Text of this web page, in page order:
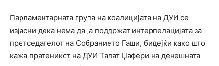
Парламентарната група на коалицијата на ДУИ се
изјасни дека нема да ја поддржат интерпелацијата за
претседателот на Собранието Гаши, бидејќи како што
кажа пратеникот на ДУИ Талат Џафери на денешната